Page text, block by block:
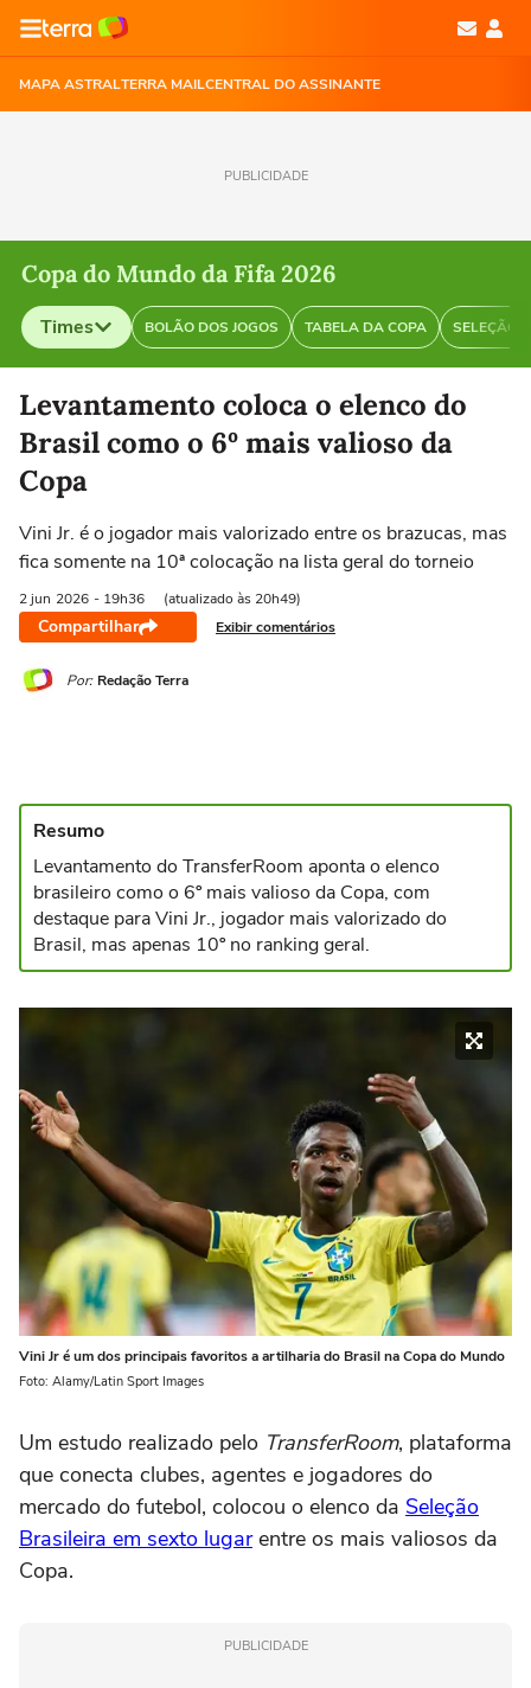
MAPA ASTRALTERRA MAILCENTRAL DO ASSINANTE
PUBLICIDADE
Copa do Mundo da Fifa 2026
Times BOLÃO DOS JOGOS TABELA DA COPA SELEÇÃO
Selecione o time para ver as notícias
Levantamento coloca o elenco do
Brasil como o 6º mais valioso da
Copa
Vini Jr. é o jogador mais valorizado entre os brazucas, mas
fica somente na 10ª colocação na lista geral do torneio
2 jun 2026 - 19h36 (atualizado às 20h49)
Compartilhar Exibir comentários
Por: Redação Terra
Resumo
Levantamento do TransferRoom aponta o elenco
brasileiro como o 6º mais valioso da Copa, com
destaque para Vini Jr., jogador mais valorizado do
Brasil, mas apenas 10º no ranking geral.
Vini Jr é um dos principais favoritos a artilharia do Brasil na Copa do Mundo
Foto: Alamy/Latin Sport Images
Um estudo realizado pelo TransferRoom, plataforma
que conecta clubes, agentes e jogadores do
mercado do futebol, colocou o elenco da Seleção
Brasileira em sexto lugarentre os mais valiosos da
Copa.
PUBLICIDADE